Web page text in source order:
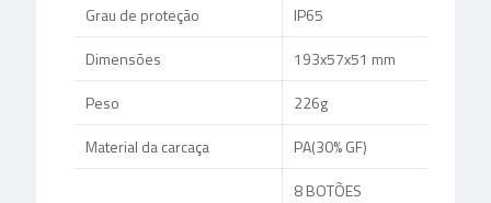
Grau de proteção
IP65
Dimensões
193x57x51 mm
Peso
226g
Material da carcaça
PA(30% GF)
8 BOTÕES